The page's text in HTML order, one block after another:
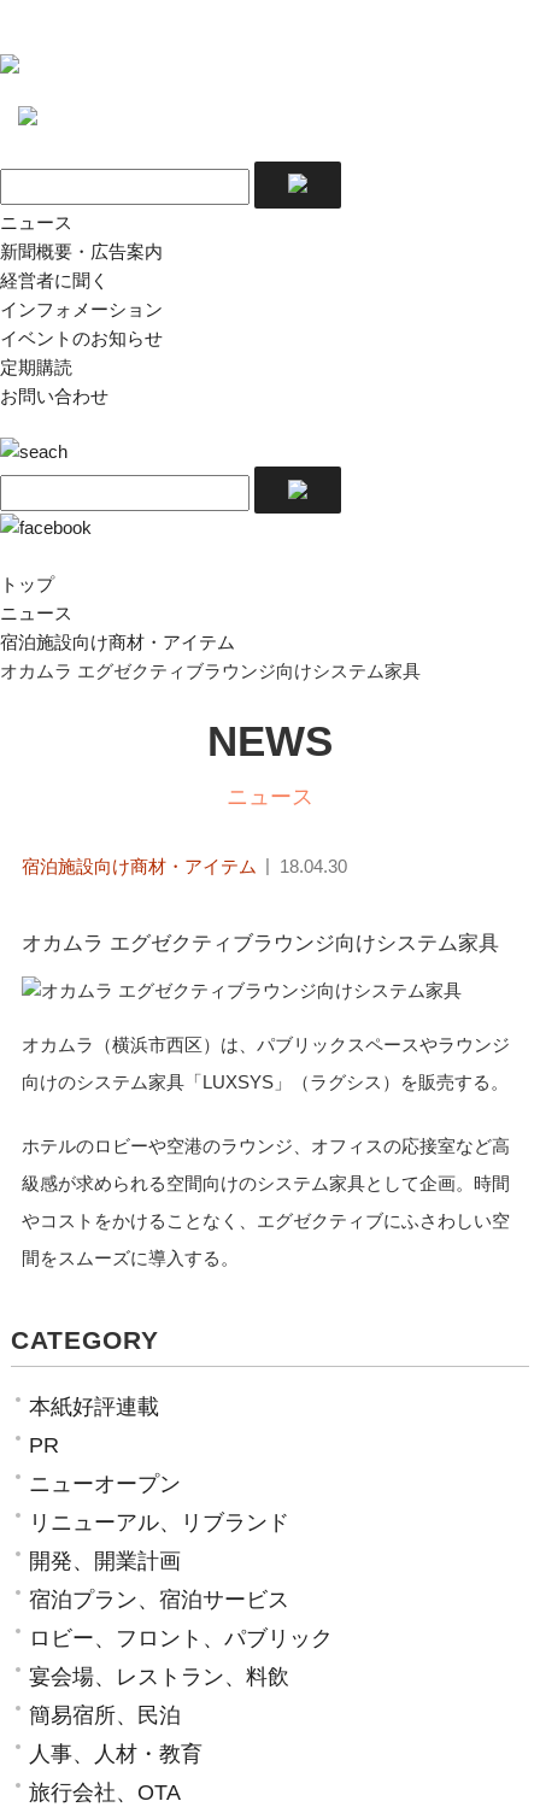
ニュース
新聞概要・広告案内
経営者に聞く
インフォメーション
イベントのお知らせ
定期購読
お問い合わせ
トップ
ニュース
宿泊施設向け商材・アイテム
オカムラ エグゼクティブラウンジ向けシステム家具
NEWS
ニュース
宿泊施設向け商材・アイテム 18.04.30
オカムラ エグゼクティブラウンジ向けシステム家具
オカムラ（横浜市西区）は、パブリックスペースやラウンジ
向けのシステム家具「LUXSYS」（ラグシス）を販売する。
ホテルのロビーや空港のラウンジ、オフィスの応接室など高
級感が求められる空間向けのシステム家具として企画。時間
やコストをかけることなく、エグゼクティブにふさわしい空
間をスムーズに導入する。
CATEGORY
本紙好評連載
PR
ニューオープン
リニューアル、リブランド
開発、開業計画
宿泊プラン、宿泊サービス
ロビー、フロント、パブリック
宴会場、レストラン、料飲
簡易宿所、民泊
人事、人材・教育
旅行会社、OTA